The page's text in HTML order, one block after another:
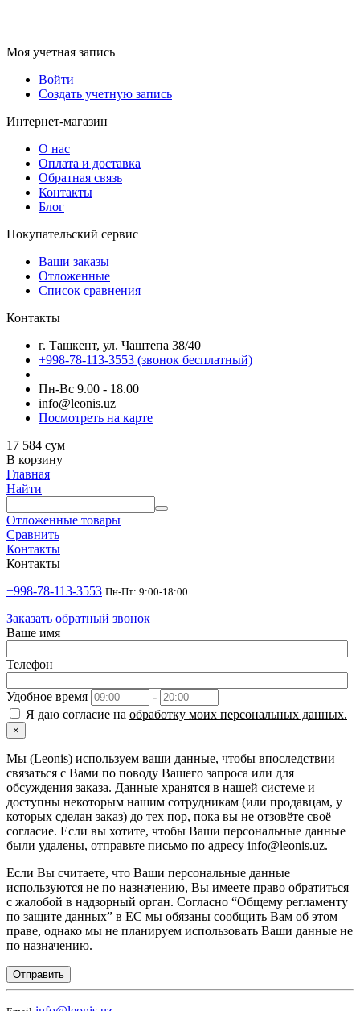
Моя учетная запись
Войти
Создать учетную запись
Интернет-магазин
О нас
Оплата и доставка
Обратная связь
Контакты
Блог
Покупательский сервис
Ваши заказы
Отложенные
Список сравнения
Контакты
г. Ташкент, ул. Чаштепа 38/40
+998-78-113-3553 (звонок бесплатный)
Пн-Вс 9.00 - 18.00
info@leonis.uz
Посмотреть на карте
17 584 сум
В корзину
Главная
Найти
Отложенные товары
Сравнить
Контакты
Контакты
+998-78-113-3553 Пн-Пт: 9:00-18:00
Заказать обратный звонок
Ваше имя
Телефон
Удобное время
-
Я даю согласие на обработку моих персональных данных.
×
Мы (Leonis) используем ваши данные, чтобы впоследствии
связаться с Вами по поводу Вашего запроса или для
обсуждения заказа. Данные хранятся в нашей системе и
доступны некоторым нашим сотрудникам (или продавцам, у
которых сделан заказ) до тех пор, пока вы не отзовёте своё
согласие. Если вы хотите, чтобы Ваши персональные данные
были удалены, отправьте письмо по адресу info@leonis.uz.
Если Вы считаете, что Ваши персональные данные
используются не по назначению, Вы имеете право обратиться
с жалобой в надзорный орган. Согласно “Общему регламенту
по защите данных” в ЕС мы обязаны сообщить Вам об этом
праве, однако мы не планируем использовать Ваши данные не
по назначению.
Отправить